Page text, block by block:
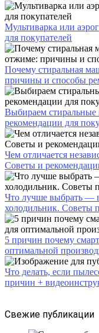
Мультиварка или
для покупателей
Почему стиральная
причины и способы
Выбираем
рекомендации для
Чем отличается
Советы и
Что лучше выбрать —
холодильник. Советы
5 причин почему
оптимальной
Что делать, если
причин +
Свежие публикации